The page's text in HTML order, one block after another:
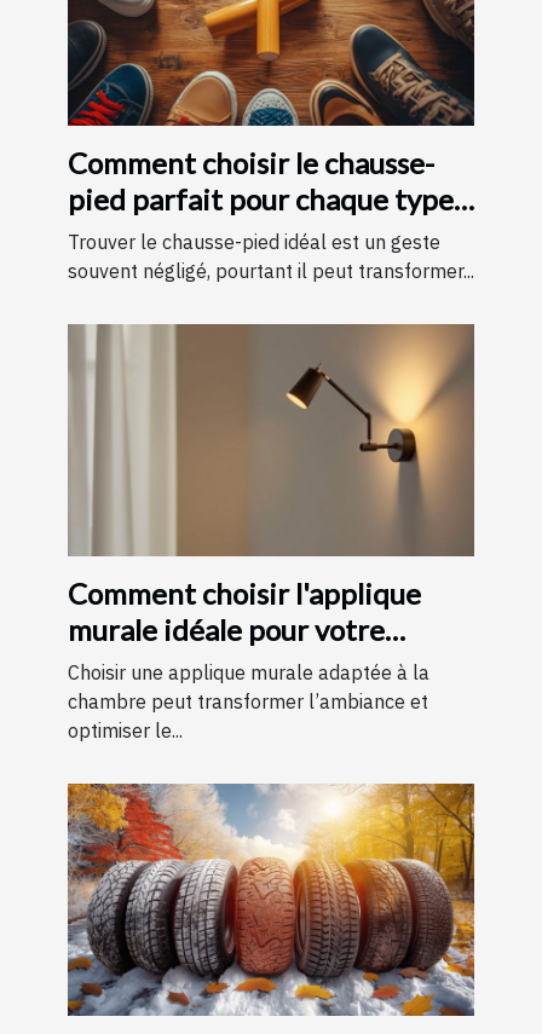
Comment choisir le chausse-
pied parfait pour chaque type
de chaussure
Trouver le chausse-pied idéal est un geste
souvent négligé, pourtant il peut transformer...
Comment choisir l'applique
murale idéale pour votre
chambre
Choisir une applique murale adaptée à la
chambre peut transformer l’ambiance et
optimiser le...